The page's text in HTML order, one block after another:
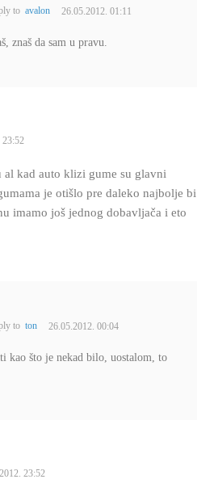
to avalon 26.05.2012. 01:11
znaš da sam u pravu.
23:52
al kad auto klizi gume su glavni
je otišlo pre daleko najbolje bi
imamo još jednog dobavljača i eto
to ton 26.05.2012. 00:04
kao što je nekad bilo, uostalom, to
23:52